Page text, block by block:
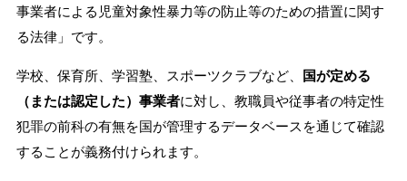
事業者による児童対象性暴力等の防止等のための措置に関す
る法律」です。
学校、保育所、学習塾、スポーツクラブなど、
国が定める
（または認定した）事業者に対し、教職員や従事者の特定性
犯罪の前科の有無を国が管理するデータベースを通じて確認
することが義務付けられます。